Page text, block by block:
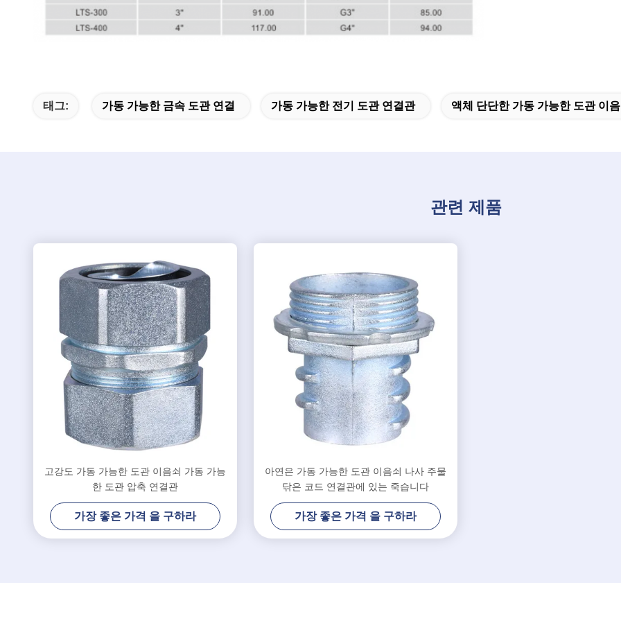
태그: 가동 가능한 금속 도관 연결 가동 가능한 전기 도관 연결관 액체 단단한 가동 가능한 도관 이
관련 제품
고강도 가동 가능한 도관 이음쇠 가동 가능
한 도관 압축 연결관
가장 좋은 가격 을 구하라
아연은 가동 가능한 도관 이음쇠 나사 주물
닦은 코드 연결관에 있는 죽습니다
가장 좋은 가격 을 구하라